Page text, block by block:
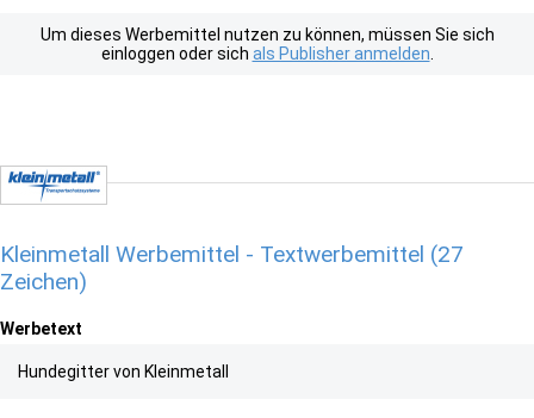
Um dieses Werbemittel nutzen zu können, müssen Sie sich
einloggen oder sich als Publisher anmelden
Kleinmetall Werbemittel - Textwerbemittel (27
Zeichen)
Werbetext
Hundegitter von Kleinmetall